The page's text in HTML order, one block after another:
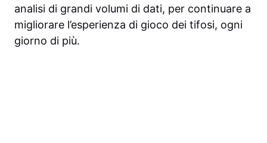
analisi di grandi volumi di dati, per continuare a
migliorare l’esperienza di gioco dei tifosi, ogni
giorno di più.